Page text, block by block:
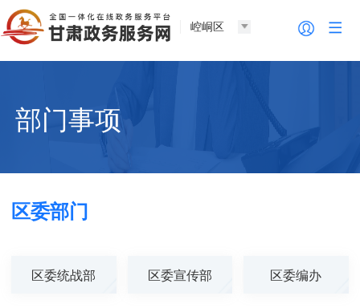
崆峒区
部门事项
区委部门
区委统战部 区委宣传部 区委编办